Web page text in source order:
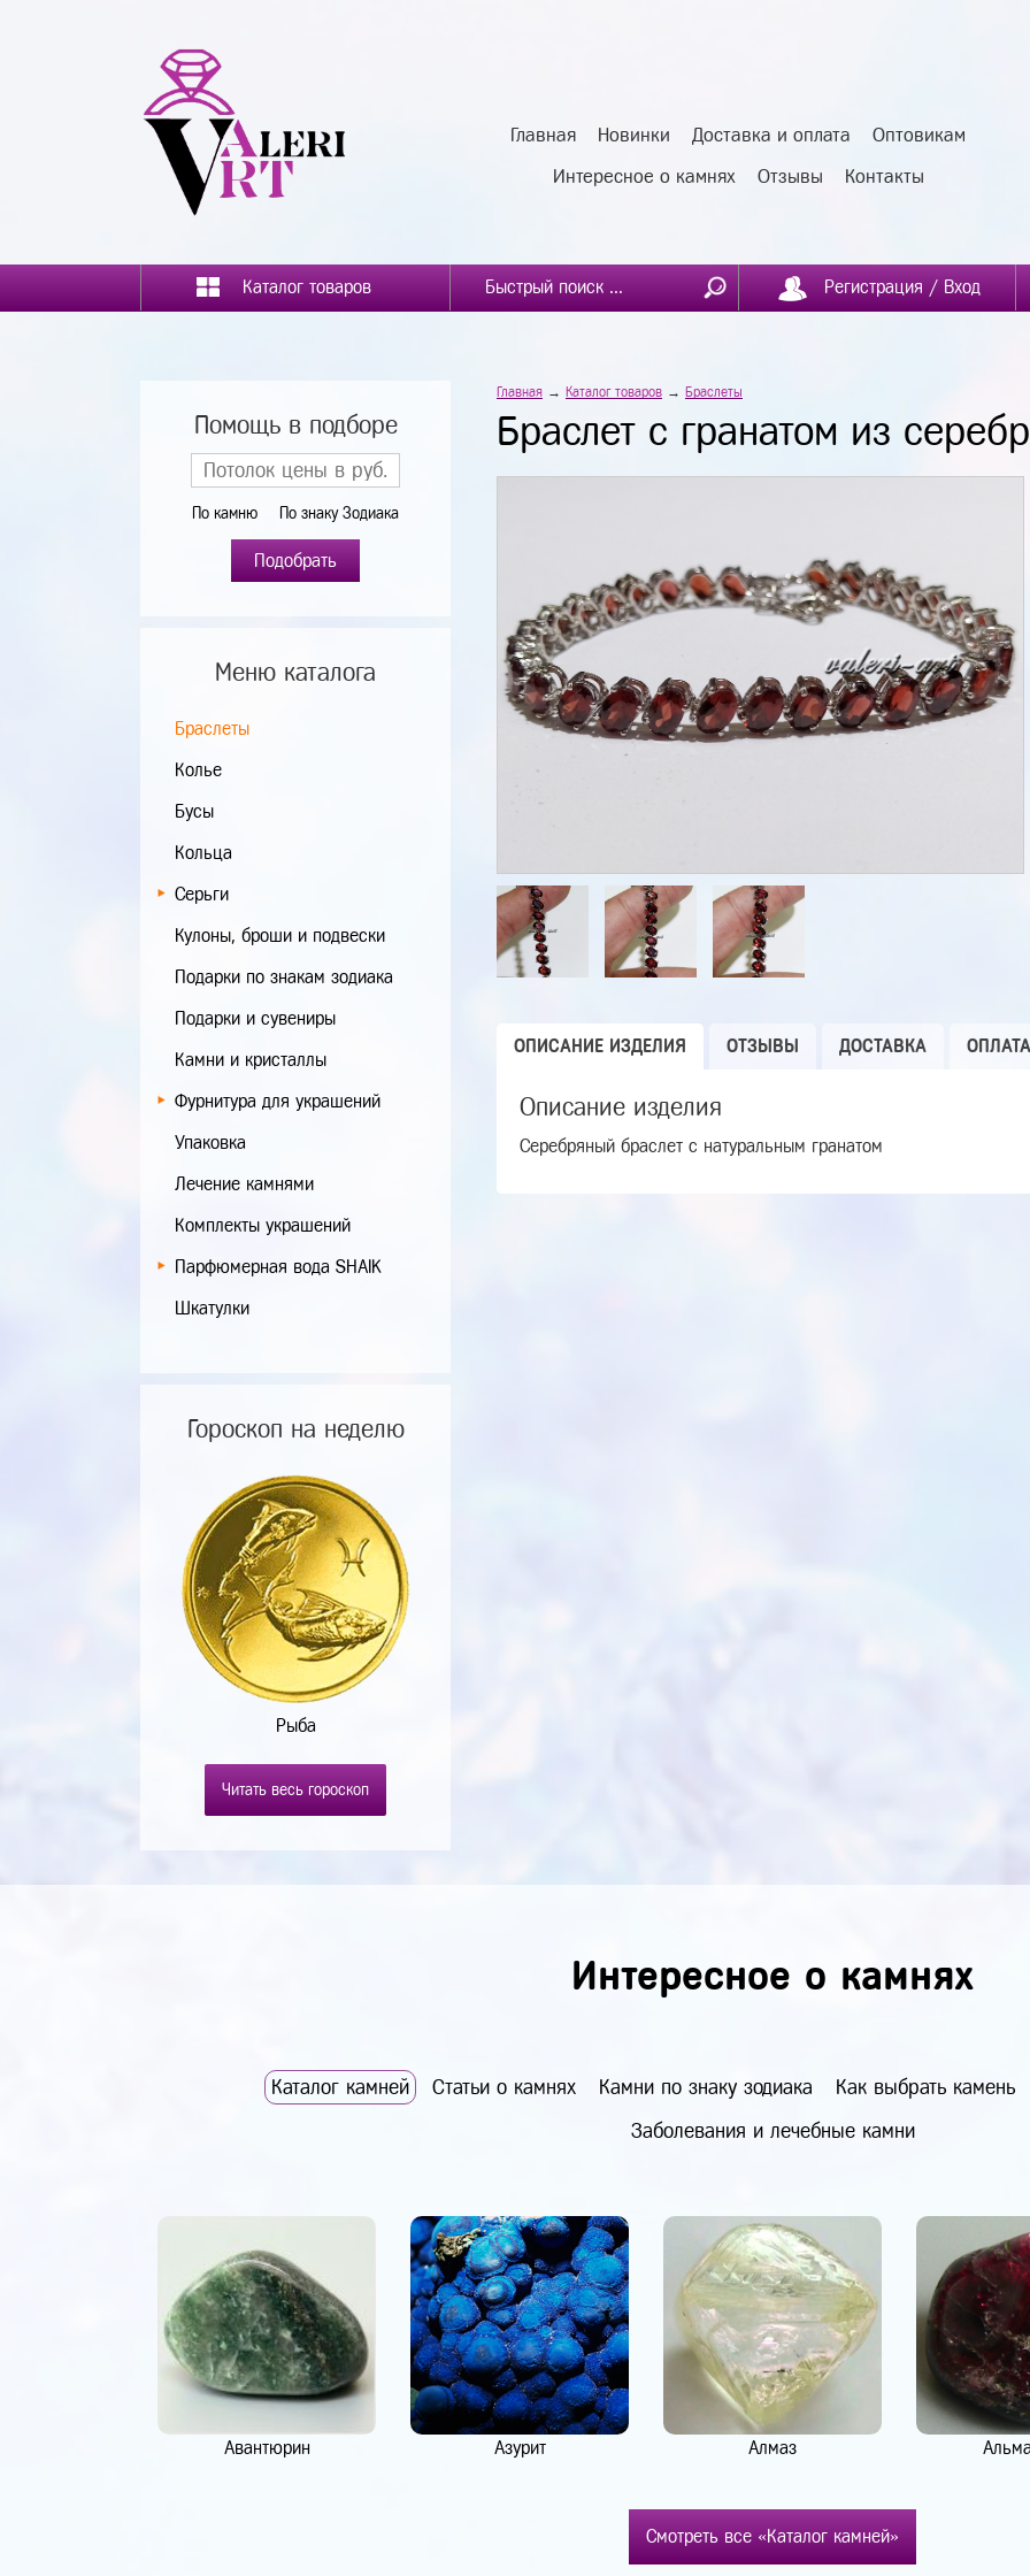
Главная Новинки Доставка и оплата Оптовикам
Интересное о камнях Отзывы Контакты
Каталог товаров Регистрация / Вход
Помощь в подборе
По камню По знаку Зодиака
Подобрать
Меню каталога
Браслеты
Колье
Бусы
Кольца
Серьги
Кулоны, броши и подвески
Подарки по знакам зодиака
Подарки и сувениры
Камни и кристаллы
Фурнитура для украшений
Упаковка
Лечение камнями
Комплекты украшений
Парфюмерная вода SHAIK
Шкатулки
Гороскоп на неделю
Рыба
Читать весь гороскоп
Главная → Каталог товаров → Браслеты
Браслет с гранатом из
ОПИСАНИЕ ИЗДЕЛИЯ ОТЗЫВЫ ДОСТАВКА ОПЛАТА
Описание изделия
Серебряный браслет с натуральным гранатом
Интересное о камнях
Каталог камней Статьи о камнях Камни по знаку зодиака Как выбрать камень
Заболевания и лечебные камни
Авантюрин Азурит Алмаз
Смотреть все «Каталог камней»